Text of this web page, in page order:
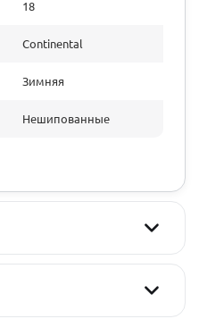
18
Continental
Зимняя
Нешипованные